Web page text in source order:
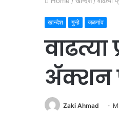
खान्देश गुन्हे जळगांव
अ‍ॅक्शन
Zaki Ahmad